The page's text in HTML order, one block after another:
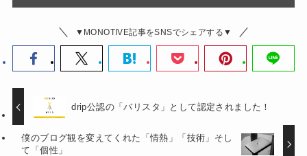
▼MONOTIVE記事をSNSでシェアする▼
drip公認の「バリスタ」として認定されました！
僕のブログ観を変えてくれた「情熱」「技術」そし
て「個性」